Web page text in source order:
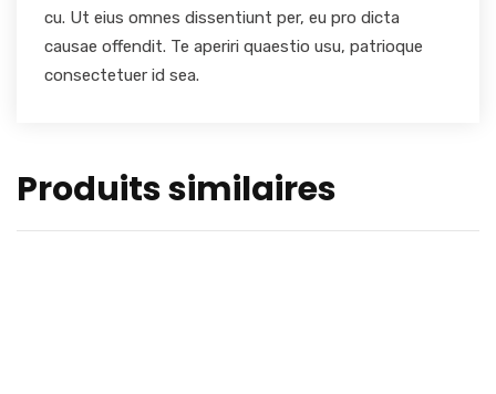
cu. Ut eius omnes dissentiunt per, eu pro dicta
causae offendit. Te aperiri quaestio usu, patrioque
consectetuer id sea.
Produits similaires